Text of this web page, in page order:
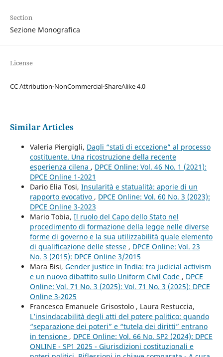
Section
Sezione Monografica
License
CC Attribution-NonCommercial-ShareAlike 4.0
Similar Articles
Valeria Piergigli, Dagli “stati di eccezione” al processo
costituente. Una ricostruzione della recente
esperienza cilena , DPCE Online: Vol. 46 No. 1 (2021):
DPCE Online 1-2021
Dario Elia Tosi, Insularità e statualità: aporie di un
rapporto evocativo , DPCE Online: Vol. 60 No. 3 (2023):
DPCE Online 3-2023
Mario Tobia, Il ruolo del Capo dello Stato nel
procedimento di formazione della legge nelle diverse
forme di governo e la sua utilizzabilità quale elemento
di qualificazione delle stesse , DPCE Online: Vol. 23
No. 3 (2015): DPCE Online 3/2015
Mara Bisi, Gender justice in India: tra judicial activism
e un nuovo dibattito sullo Uniform Civil Code , DPCE
Online: Vol. 71 No. 3 (2025): Vol. 71 No. 3 (2025): DPCE
Online 3-2025
Francesco Emanuele Grisostolo , Laura Restuccia,
L’insindacabilità degli atti del potere politico: quando
“separazione dei poteri” e “tutela dei diritti” entrano
in tensione , DPCE Online: Vol. 66 No. SP2 (2024): DPCE
ONLINE - SP1 2025 - Giurisdizioni costituzionali e